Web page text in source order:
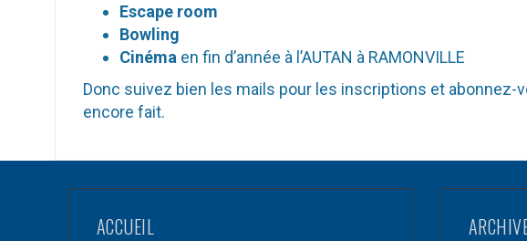
Escape room
Bowling
Cinéma en fin d’année à l’AUTAN à RAMONVILLE
Donc suivez bien les mails pour les inscriptions et abonnez-
encore fait.
ACCUEIL